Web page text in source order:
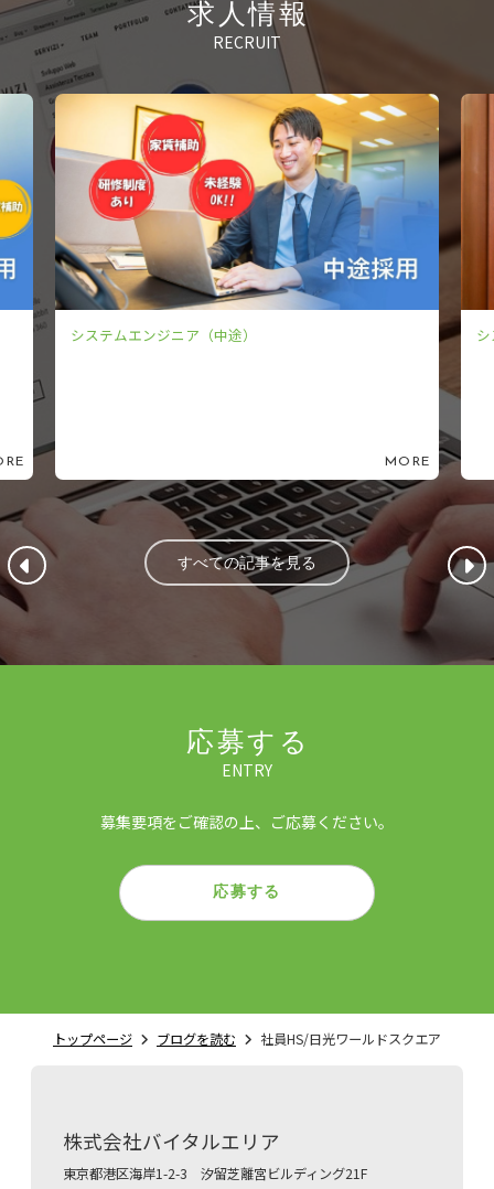
求人情報
RECRUIT
システムエンジニア（中途）
MORE
すべての記事を見る
応募する
ENTRY
募集要項をご確認の上、ご応募ください。
応募する
トップページ ブログを読む 社員HS/日光ワールドスクエア
株式会社バイタルエリア
東京都港区海岸1-2-3 汐留芝離宮ビルディング21F